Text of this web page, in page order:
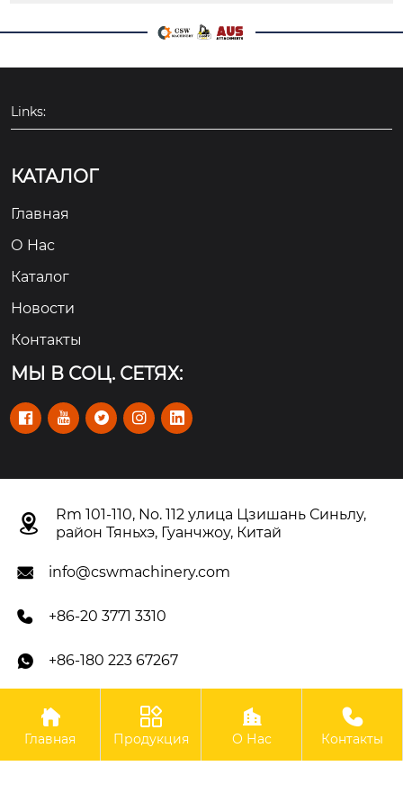
Links:
КАТАЛОГ
Главная
О Hас
Каталог
Новости
Контакты
МЫ В СОЦ. СЕТЯХ:
    

Rm 101-110, No. 112 улица Цзишань Синьлу,
район Тяньхэ, Гуанчжоу, Китай
 info@cswmachinery.com
 +86-20 3771 3310
 +86-180 223 67267
Авторское право©OOO Гуанчжоу CSW Machinery Co.,
Limited

Главная

Продукция

О Нас

Контакты